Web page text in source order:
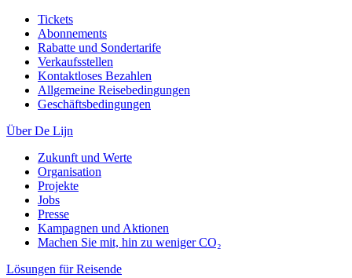
Tickets
Abonnements
Rabatte und Sondertarife
Verkaufsstellen
Kontaktloses Bezahlen
Allgemeine Reisebedingungen
Geschäftsbedingungen
Über De Lijn
Zukunft und Werte
Organisation
Projekte
Jobs
Presse
Kampagnen und Aktionen
Machen Sie mit, hin zu weniger CO₂
Lösungen für Reisende